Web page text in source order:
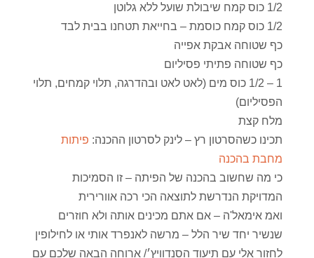
1/2 כוס קמח שיבולת שועל ללא גלוטן
1/2 כוס קמח כוסמת – בחייאת תטחנו בבית לבד
כף שטוחה אבקת אפייה
כף שטוחה פתיתי פסיליום
1 – 1/2 כוס מים (לאט לאט ובהדרגה, תלוי קמחים, תלוי
הפסיליום)
מלח קצת
תכינו כשהסרטון רץ – לינק לסרטון ההכנה: פיתות
מחבת בהכנה
כי מה שחשוב בהכנה של הפיתה – זו הסמיכות
המדויקת הנדרשת לתוצאה הכי רכה אוורירית
ואמ אימאל'ה – אם אתם מכינים אותה ולא חוזרים
שנשיר יחד שיר הלל – מרשה לאנפרד אותי או לחילופין
לחזור אלי עם תיעוד הסנדוויץ׳/ ארוחה הבאה שלכם עם